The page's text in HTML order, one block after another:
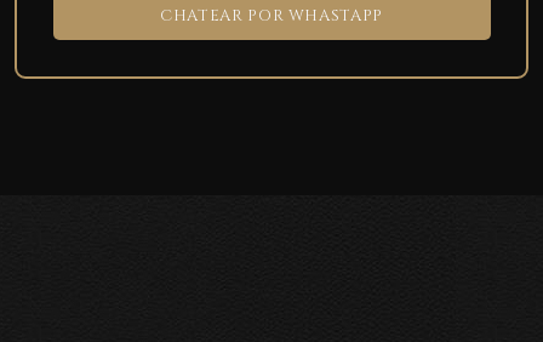
CHATEAR POR WHASTAPP